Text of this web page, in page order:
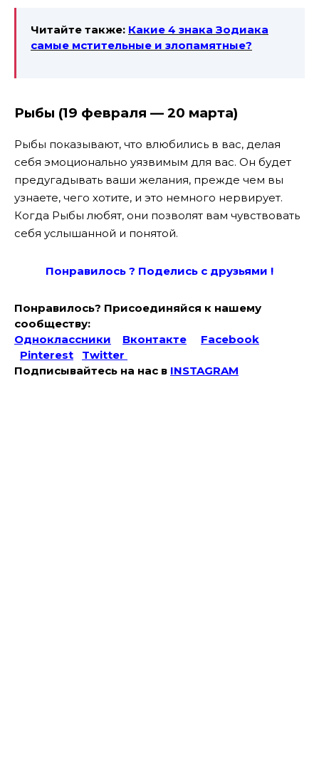
Читайте также: Какие 4 знака Зодиака
самые мстительные и злопамятные?
Рыбы (19 февраля — 20 марта)
Рыбы показывают, что влюбились в вас, делая
себя эмоционально уязвимым для вас. Он будет
предугадывать ваши желания, прежде чем вы
узнаете, чего хотите, и это немного нервирует.
Когда Рыбы любят, они позволят вам чувствовать
себя услышанной и понятой.
Понравилось ? Поделись с друзьями !
Понравилось? Присоединяйся к нашему
сообществу:
Одноклассники
Вконтакте
Facebook
Pinterest
Twitter
Подписывайтесь на наc в INSTAGRAM